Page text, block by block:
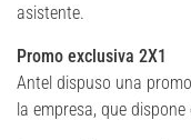
asistente.
Promo exclusiva 2X1
Antel dispuso una
la empresa, que